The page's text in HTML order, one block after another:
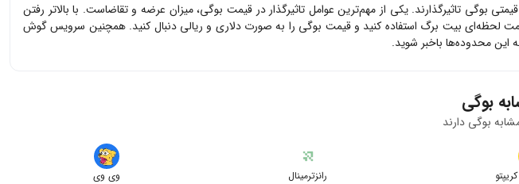
بوگی تاثیرگذارند. یکی از مهم‌ترین عوامل تاثیرگذار در قیمت بوگی، میزان عرضه و تقاضاست. با بالاتر رفتن
لحظه‌ای بیت برگ استفاده کنید و قیمت بوگی را به صورت دلاری و ریالی دنبال کنید. همچنین سرویس گوش
محدوده‌ها باخبر شوید.
بوگی
بوگی دارند
رانزترمینال وی وی